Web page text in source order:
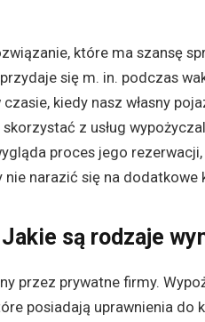
które ma szansę
się m. in. podczas
kiedy nasz własny
z usług
proces jego
narazić się na dodatkowe
są rodzaje
przez prywatne firmy.
posiadają uprawnienia do